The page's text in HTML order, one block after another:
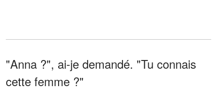
"Anna ?", ai-je demandé. "Tu connais
cette femme ?"